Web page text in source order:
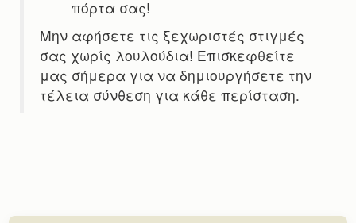
πόρτα σας!
Μην αφήσετε τις ξεχωριστές στιγμές
σας χωρίς λουλούδια! Επισκεφθείτε
μας σήμερα για να δημιουργήσετε την
τέλεια σύνθεση για κάθε περίσταση.